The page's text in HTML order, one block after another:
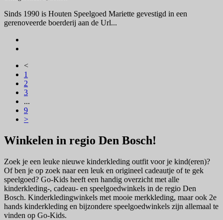
Sinds 1990 is Houten Speelgoed Mariette gevestigd in een
gerenoveerde boerderij aan de Url...
<
1
2
3
...
9
>
Winkelen in regio Den Bosch!
Zoek je een leuke nieuwe kinderkleding outfit voor je kind(eren)?
Of ben je op zoek naar een leuk en origineel cadeautje of te gek
speelgoed? Go-Kids heeft een handig overzicht met alle
kinderkleding-, cadeau- en speelgoedwinkels in de regio Den
Bosch. Kinderkledingwinkels met mooie merkkleding, maar ook 2e
hands kinderkleding en bijzondere speelgoedwinkels zijn allemaal te
vinden op Go-Kids.